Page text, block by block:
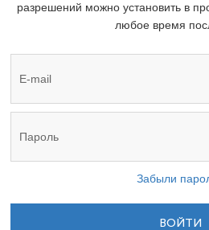
разрешений можно установить в
любое время
Забыли
ВОЙТИ